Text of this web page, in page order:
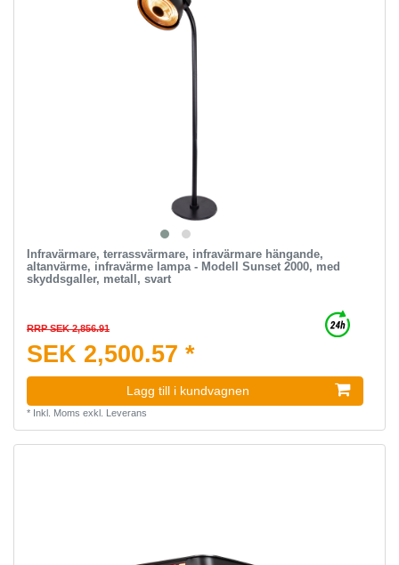
Infravärmare, terrassvärmare, infravärmare hängande,
altanvärme, infravärme lampa - Modell Sunset 2000, med
skyddsgaller, metall, svart
RRP SEK 2,856.91
SEK 2,500.57 *
Lagg till i kundvagnen
* Inkl. Moms exkl. Leverans